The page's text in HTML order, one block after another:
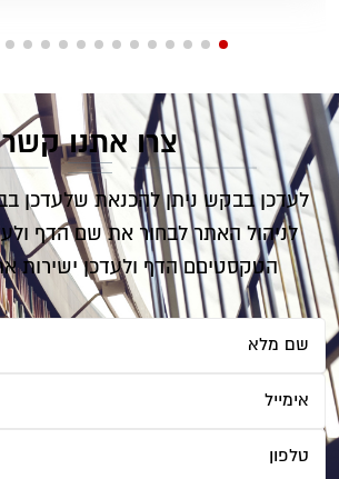
צרו אתנו קשר
לעדכן בבקש ניתן להכנאת שלעדכן
לניהול האתר לבחור את שם הדף
הטקסטיםם הדף ולעדכן ישירות